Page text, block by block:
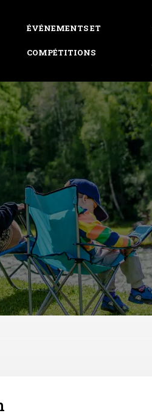
ÉVÉNEMENTS ET
COMPÉTITIONS